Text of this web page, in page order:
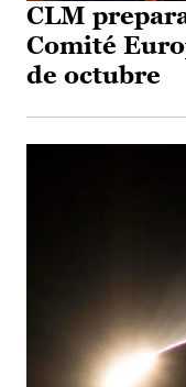
CLM
Comité
de octubre